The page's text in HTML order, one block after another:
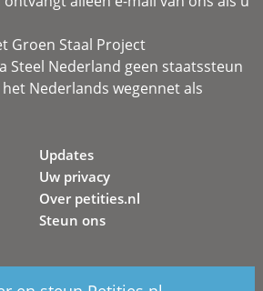
Groen Staal Project
Steel Nederland geen staatssteun
Nederlands wegennet als
Updates
Uw privacy
Over petities.nl
Steun ons